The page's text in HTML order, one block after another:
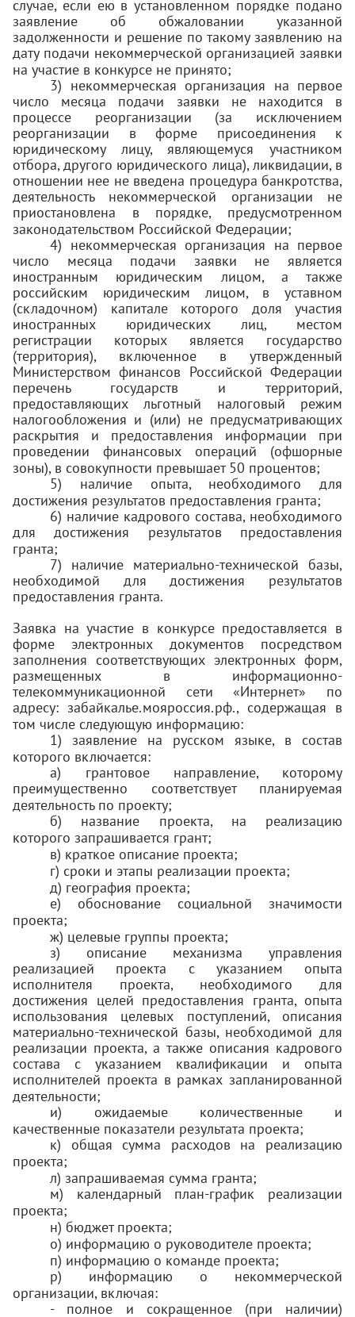
случае, если ею в установленном порядке подано
заявление об обжаловании указанной
задолженности и решение по такому заявлению на
дату подачи некоммерческой организацией заявки
на участие в конкурсе не принято;
3) некоммерческая организация на первое
число месяца подачи заявки не находится в
процессе реорганизации (за исключением
реорганизации в форме присоединения к
юридическому лицу, являющемуся участником
отбора, другого юридического лица), ликвидации, в
отношении нее не введена процедура банкротства,
деятельность некоммерческой организации не
приостановлена в порядке, предусмотренном
законодательством Российской Федерации;
4) некоммерческая организация на первое
число месяца подачи заявки не является
иностранным юридическим лицом, а также
российским юридическим лицом, в уставном
(складочном) капитале которого доля участия
иностранных юридических лиц, местом
регистрации которых является государство
(территория), включенное в утвержденный
Министерством финансов Российской Федерации
перечень государств и территорий,
предоставляющих льготный налоговый режим
налогообложения и (или) не предусматривающих
раскрытия и предоставления информации при
проведении финансовых операций (офшорные
зоны), в совокупности превышает 50 процентов;
5) наличие опыта, необходимого для
достижения результатов предоставления гранта;
6) наличие кадрового состава, необходимого
для достижения результатов предоставления
гранта;
7) наличие материально-технической базы,
необходимой для достижения результатов
предоставления гранта.
Заявка на участие в конкурсе предоставляется в
форме электронных документов посредством
заполнения соответствующих электронных форм,
размещенных в информационно-
телекоммуникационной сети «Интернет» по
адресу: забайкалье.мояроссия.рф., содержащая в
том числе следующую информацию:
1) заявление на русском языке, в состав
которого включается:
а) грантовое направление, которому
преимущественно соответствует планируемая
деятельность по проекту;
б) название проекта, на реализацию
которого запрашивается грант;
в) краткое описание проекта;
г) сроки и этапы реализации проекта;
д) география проекта;
е) обоснование социальной значимости
проекта;
ж) целевые группы проекта;
з) описание механизма управления
реализацией проекта с указанием опыта
исполнителя проекта, необходимого для
достижения целей предоставления гранта, опыта
использования целевых поступлений, описания
материально-технической базы, необходимой для
реализации проекта, а также описания кадрового
состава с указанием квалификации и опыта
исполнителей проекта в рамках запланированной
деятельности;
и) ожидаемые количественные и
качественные показатели результата проекта;
к) общая сумма расходов на реализацию
проекта;
л) запрашиваемая сумма гранта;
м) календарный план-график реализации
проекта;
н) бюджет проекта;
о) информацию о руководителе проекта;
п) информацию о команде проекта;
р) информацию о некоммерческой
организации, включая:
- полное и сокращенное (при наличии)